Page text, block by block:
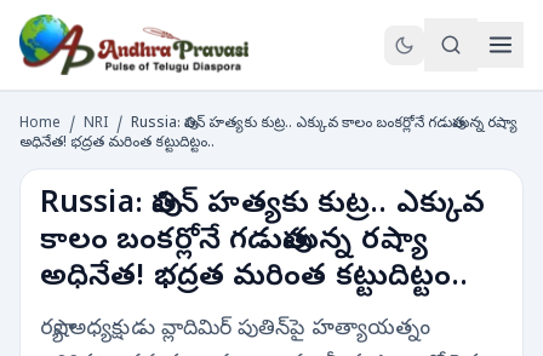
Home / NRI / Russia: పుతిన్ హత్యకు కుట్ర.. ఎక్కువ కాలం బంకర్లోనే గడుపుతున్న రష్యా
అధినేత! భద్రత మరింత కట్టుదిట్టం..
Russia: పుతిన్ హత్యకు కుట్ర.. ఎక్కువ
కాలం బంకర్లోనే గడుపుతున్న రష్యా
అధినేత! భద్రత మరింత కట్టుదిట్టం..
రష్యా అధ్యక్షుడు వ్లాదిమిర్ పుతిన్‌పై హత్యాయత్నం